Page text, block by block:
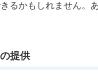
るかもしれません
提供